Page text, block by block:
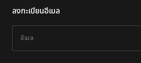
ลงทะเบียนอีเมล